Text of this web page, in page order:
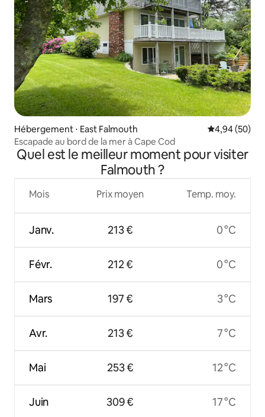
Hébergement ⋅ East Falmouth Évaluation
4,94 (50)
Escapade au bord de la mer à Cape Cod
Quel est le meilleur moment pour visiter
Falmouth ?
Mois
Janv.
Févr.
Mars
Avr.
Mai
Juin
Prix moyen
213 €
212 €
197 €
213 €
253 €
309 €
Temp. moy.
0 °C
0 °C
3 °C
7 °C
12 °C
17 °C